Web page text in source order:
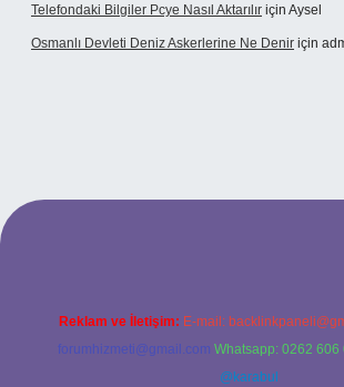
Telefondaki Bilgiler Pcye Nasıl Aktarılır için Aysel
Osmanlı Devleti Deniz Askerlerine Ne Denir için
giriş
Reklam ve İletişim: E-mail:
forumhizmeti@gmail.com Whatsapp: 0262 606
@karabul